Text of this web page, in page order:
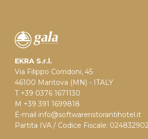
EKRA S.r.l.
Via Filippo Corridoni, 45
46100 Mantova (MN) - ITALY
T +39 0376 1671130
M +39 391 1699818
E-mail info@softwareristorantihotel.it
Partita IVA / Codice Fiscale: